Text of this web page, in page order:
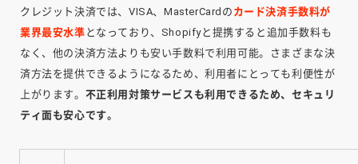
クレジット決済では、VISA、MasterCardの カード決済手数料が
業界最安水準 となっており、Shopifyと提携すると追加手数料も
なく、他の決済方法よりも安い手数料で利用可能。さまざまな決
済方法を提供できるようになるため、利用者にとっても利便性が
上がります。 不正利用対策サービスも利用できるため、セキュリ
ティ面も安心です。